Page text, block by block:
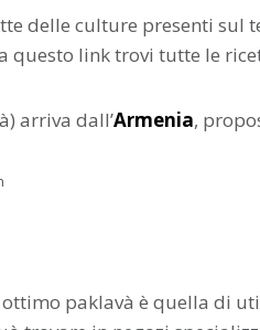
delle culture presenti sul
questo link trovi tutte le
arriva dall’Armenia,
paklavà è quella di